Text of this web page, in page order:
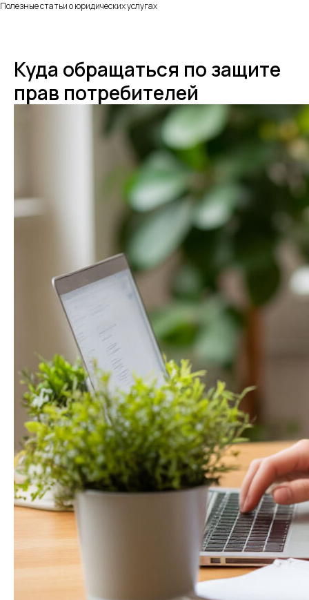
Полезные статьи о юридических услугах
Куда обращаться по защите
прав потребителей